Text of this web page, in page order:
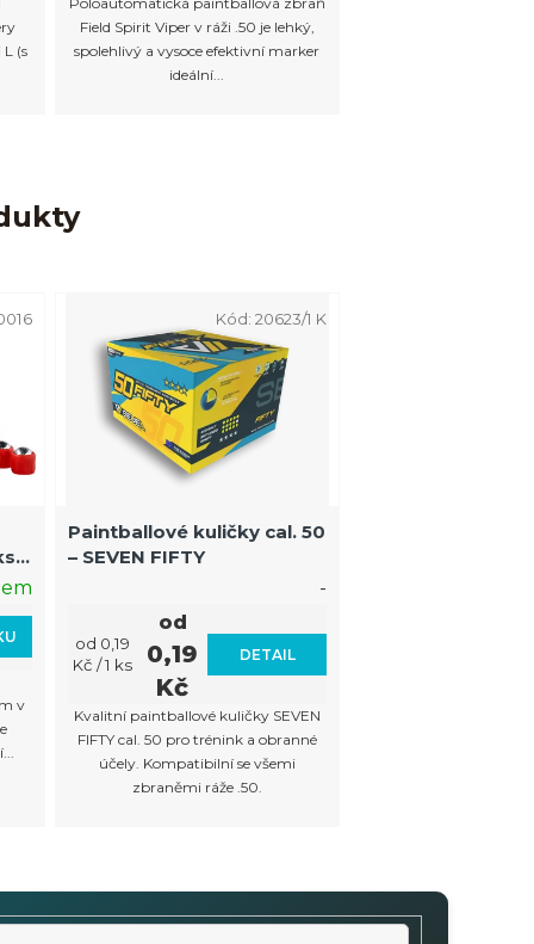
(s
Field Spirit Viper v ráži .50 je lehký,
spolehlivý a vysoce efektivní marker
ideální...
|
v
Paintballové kuličky cal. 50
– SEVEN FIFTY
-
DETAIL
od
0,19
Kč
Měrná
cena:
od 0,19
Kč / 1 ks
Kvalitní paintballové kuličky SEVEN
FIFTY cal. 50 pro trénink a obranné
účely. Kompatibilní se všemi
zbraněmi ráže .50.
Kód:20623/1 K